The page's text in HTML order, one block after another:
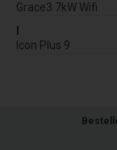
Grace3 7kW Wifi
Icon Plus 9